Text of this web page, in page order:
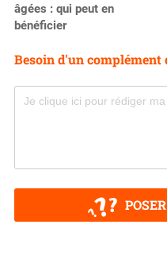
âgées : qui peut en
bénéficier
Besoin d'un